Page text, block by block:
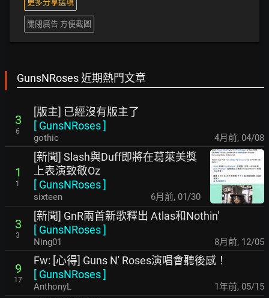
更多分享選項
關閉廣告 方便截圖
GunsNRoses 近期熱門文章
3
6
[版主] 已經沒有版主了
[ GunsNRoses]
gothic 4月前, 04/08
1
1
[新聞] Slash與Duff即將在葛萊美獎
上表演致敬Oz
[ GunsNRoses]
sixteen 6月前, 01/30
3
3
[新聞] GnR兩首新歌釋出 Atlas和Nothin'
[ GunsNRoses]
Ning01 8月前, 12/05
9
17
Fw: [心得] Guns N' Roses演唱會聽後感！
[ GunsNRoses]
AnthonyL 1年前, 05/15